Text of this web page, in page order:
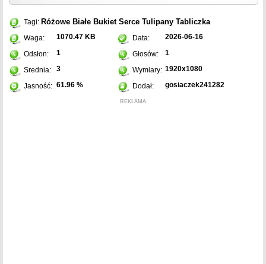
Tagi: Różowe Białe Bukiet Serce Tulipany Tabliczka
Waga: 1070.47 KB Data: 2026-06-16
Odsłon: 1 Głosów: 1
Srednia: 3 Wymiary: 1920x1080
Jasność: 61.96 % Dodał: gosiaczek241282
REKLAMA